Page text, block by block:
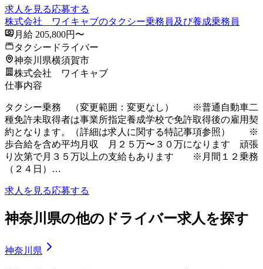
求人を見る応募する
株式会社 ワイキャブのタクシー乗務員及び養成乗務員
月給 205,800円〜
タクシードライバー
神奈川県横須賀市
株式会社 ワイキャブ
仕事内容
タクシー乗務 （変更範囲：変更なし） ※普通自動車二
種免許未取得者は事業所指定養成学校で免許取得後の雇用契
約となります。（詳細は求人に関する特記事項参照） ※
歩合給を含め平均月収 月２５万〜３０万になります 頑張
り次第で月３５万以上の支給もあります ※月間１２乗務
（２４日）…
求人を見る応募する
神奈川県の他のドライバー求人を探す
神奈川県